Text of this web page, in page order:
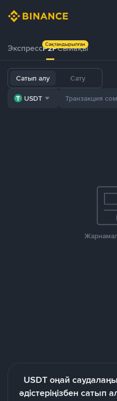
ЭкспрессP2PСыйақы
Сақтандырылған
Сатып алу Сату
USDT
USDT оңай
әдістеріңізбен